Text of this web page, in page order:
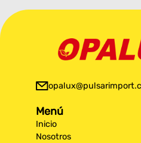
Menú
Inicio
Nosotros